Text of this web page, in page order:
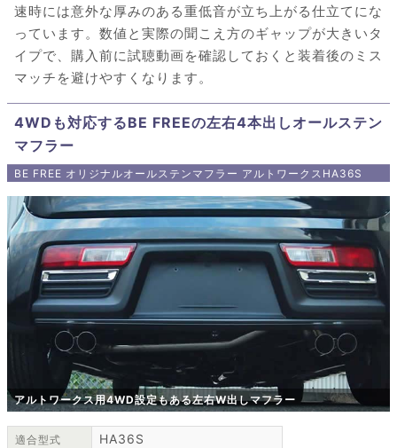
速時には意外な厚みのある重低音が立ち上がる仕立てにな
っています。数値と実際の聞こえ方のギャップが大きいタ
イプで、購入前に試聴動画を確認しておくと装着後のミス
マッチを避けやすくなります。
4WDも対応するBE FREEの左右4本出しオールステン
マフラー
BE FREE オリジナルオールステンマフラー アルトワークスHA36S
アルトワークス用4WD設定もある左右W出しマフラー
適合型式 HA36S